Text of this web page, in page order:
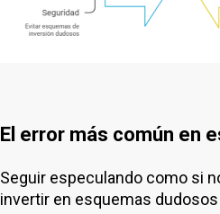
El error más común en
Seguir especulando como si
invertir en esquemas